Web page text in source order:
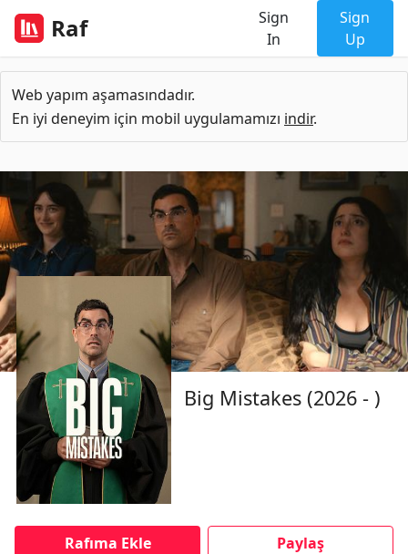
Raf
Sign
In
Sign
Up
Web yapım aşamasındadır.
En iyi deneyim için mobil uygulamamızı indir.
Big Mistakes (2026 - )
Rafıma Ekle Paylaş